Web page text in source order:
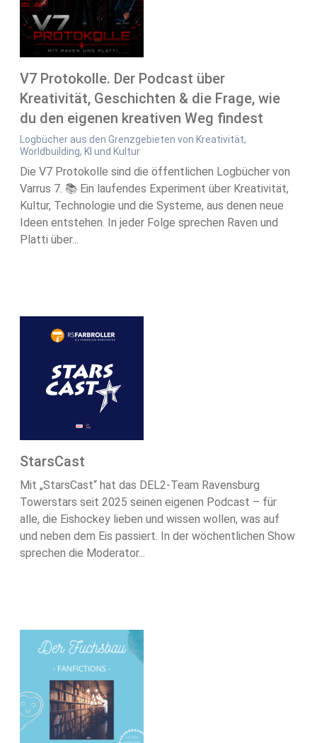
V7 Protokolle. Der Podcast über
Kreativität, Geschichten & die Frage, wie
du den eigenen kreativen Weg findest
Logbücher aus den Grenzgebieten von Kreativität,
Worldbuilding, KI und Kultur
Die V7 Protokolle sind die öffentlichen Logbücher von
Varrus 7. 📚 Ein laufendes Experiment über Kreativität,
Kultur, Technologie und die Systeme, aus denen neue
Ideen entstehen. In jeder Folge sprechen Raven und
Platti über...
StarsCast
Mit „StarsCast“ hat das DEL2-Team Ravensburg
Towerstars seit 2025 seinen eigenen Podcast – für
alle, die Eishockey lieben und wissen wollen, was auf
und neben dem Eis passiert. In der wöchentlichen Show
sprechen die Moderator...